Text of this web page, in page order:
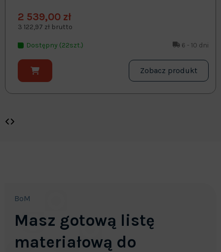
2 539,00 zł
3 122,97 zł brutto
Dostępny (22szt.) 6 - 10 dni
Zobacz produkt
BoM
Masz gotową listę
materiałową do